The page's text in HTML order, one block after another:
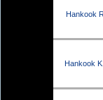
Hankook
Hankook